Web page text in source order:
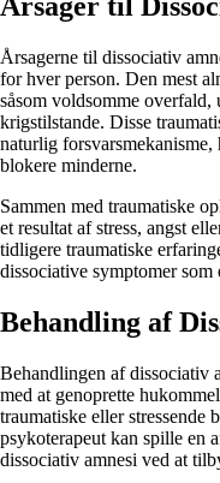
Årsager til
Årsagerne til dissociativ
for hver person. Den mest
såsom voldsomme
krigstilstande. Disse
naturlig
blokere minderne.
Sammen med traumatiske
et resultat af stress, angst
tidligere traumatiske
dissociative symptomer som
Behandling af
Behandlingen af dissociativ
med at genoprette
traumatiske eller stressende
psykoterapeut kan spille en
dissociativ amnesi ved at